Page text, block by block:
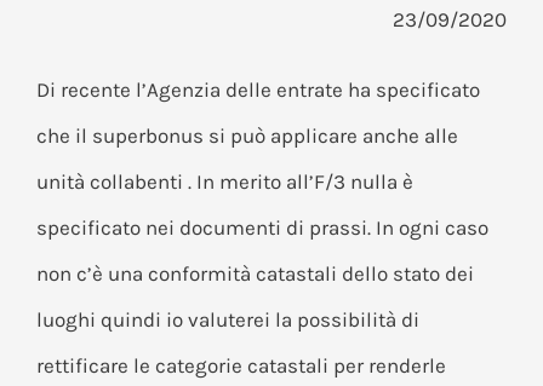
23/09/2020
Di recente l’Agenzia delle entrate ha specificato
che il superbonus si può applicare anche alle
unità collabenti . In merito all’F/3 nulla è
specificato nei documenti di prassi. In ogni caso
non c’è una conformità catastali dello stato dei
luoghi quindi io valuterei la possibilità di
rettificare le categorie catastali per renderle